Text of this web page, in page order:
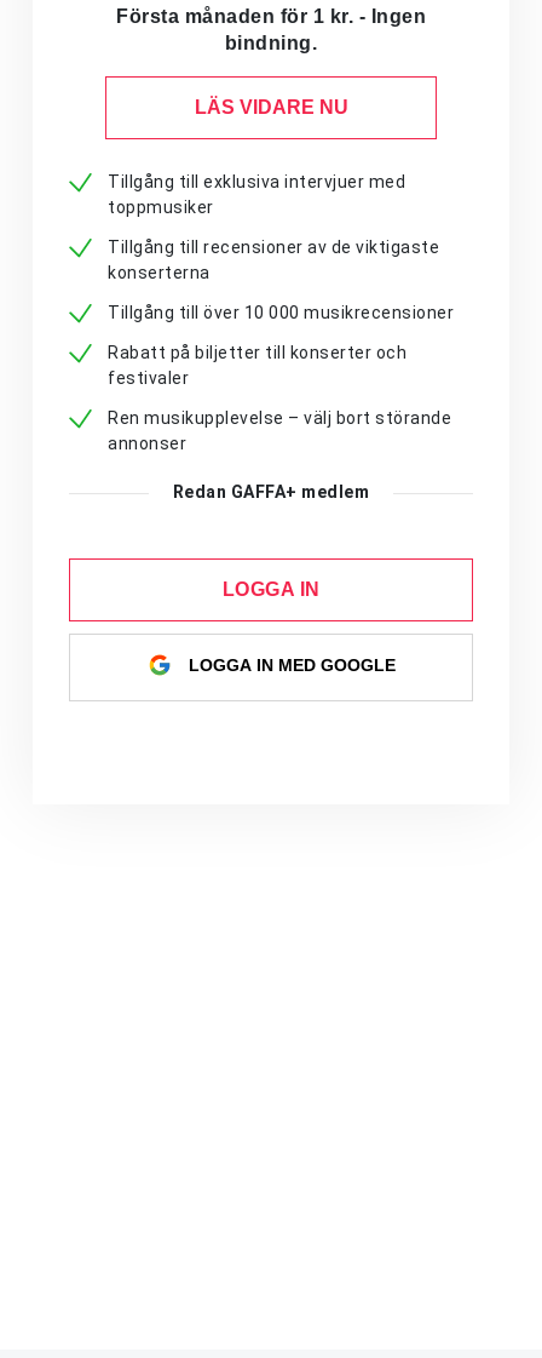
Första månaden för 1 kr. - Ingen
bindning.
LÄS VIDARE NU
Tillgång till exklusiva intervjuer med
toppmusiker
Tillgång till recensioner av de viktigaste
konserterna
Tillgång till över 10 000 musikrecensioner
Rabatt på biljetter till konserter och
festivaler
Ren musikupplevelse – välj bort störande
annonser
Redan GAFFA+ medlem
LOGGA IN
LOGGA IN MED GOOGLE